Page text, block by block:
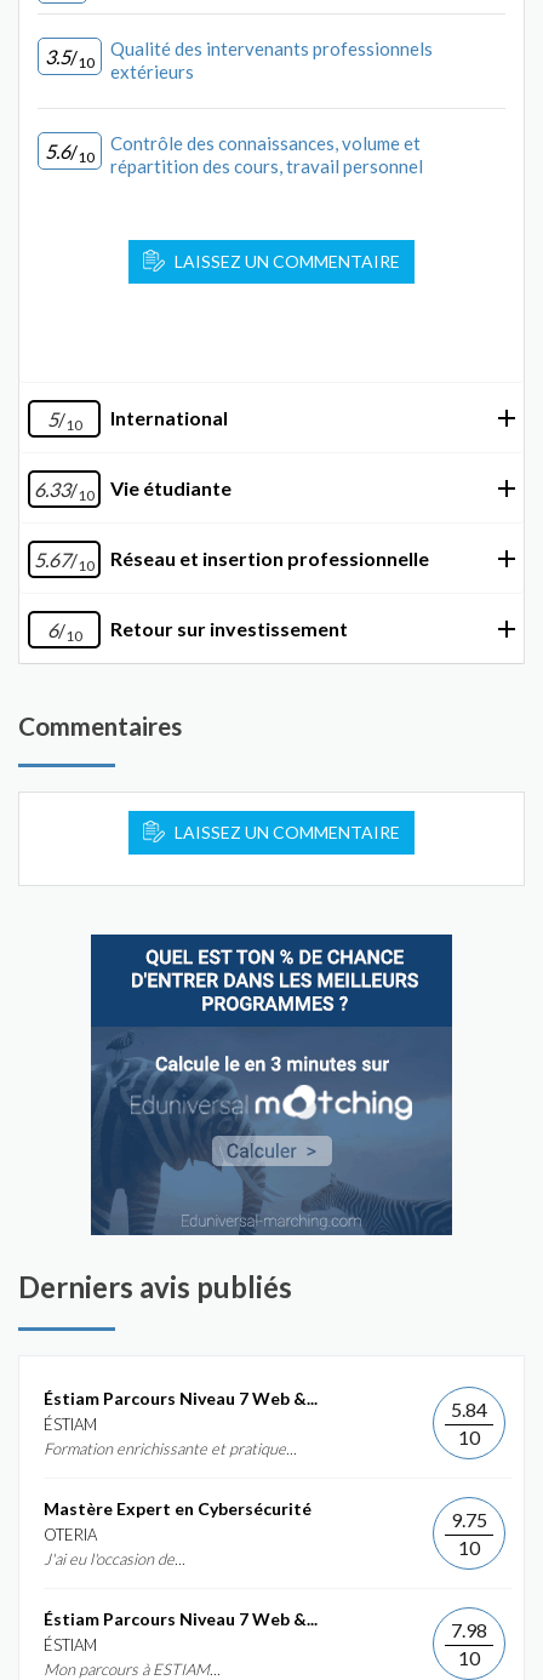
3.5/10
Qualité des intervenants professionnels
extérieurs
5.6/10
Contrôle des connaissances, volume et
répartition des cours, travail personnel
LAISSEZ UN COMMENTAIRE
5/10 International
6.33/10 Vie étudiante
5.67/10 Réseau et insertion professionnelle
6/10 Retour sur investissement
Commentaires
LAISSEZ UN COMMENTAIRE
Derniers avis publiés
Éstiam Parcours Niveau 7 Web &...
ÉSTIAM
Formation enrichissante et pratique...
5.84
10
Mastère Expert en Cybersécurité
OTERIA
J'ai eu l'occasion de...
9.75
10
Éstiam Parcours Niveau 7 Web &...
ÉSTIAM
Mon parcours à ESTIAM...
7.98
10